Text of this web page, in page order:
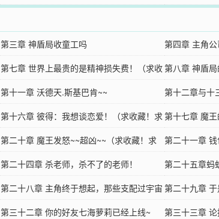
第三章 神盾局收童工吗
第四章 主角
第七章 世界上最贵的是精神损失费！（求收
藏！求推荐！）
第八章 神盾
藏！）
第十一章 沃德天.斯基巴肯~~
第十二章与十
章合并！）
第十六章 彼得：我想谈恋爱！（求收藏！求
推荐！）
第十七章 魔
推荐！）
第二十章 魔王发怒~~超凶~~（求收藏！求
推荐票！）
第二十一章
收藏！求推荐
第二十四章 杀老师，杀不了的老师！
第二十五章蚂
第二十八章 主角终于想起，那些支配过宇宙
的怪物
第二十九章
器！
第三十二章 你的好友七海萝莉已经上线~
第三十三章